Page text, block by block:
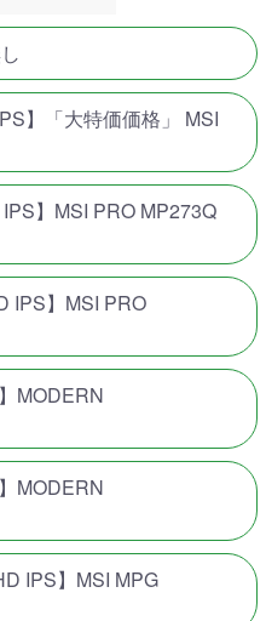
】「大特価価格」 MSI
】MSI PRO MP273Q
IPS】MSI PRO
MODERN
MODERN
IPS】MSI MPG